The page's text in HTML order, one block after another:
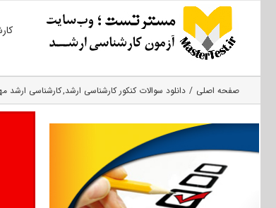
صفحه اصلی دانلود سوالات کنکور کارشناسی ارشد کارشناسی ارشد